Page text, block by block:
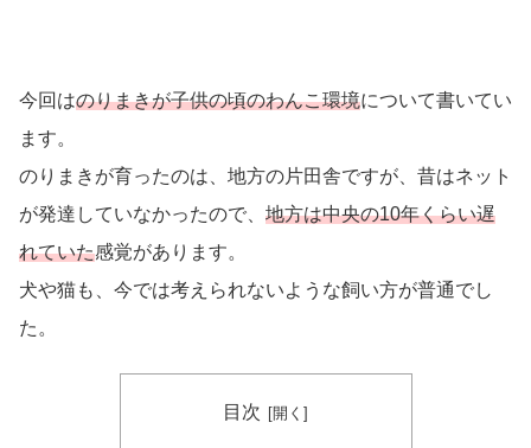
今回はのりまきが子供の頃のわんこ環境について書いてい
ます。
のりまきが育ったのは、地方の片田舎ですが、昔はネット
が発達していなかったので、 地方は中央の10年くらい遅
れていた感覚があります。
犬や猫も、今では考えられないような飼い方が普通でし
た。
目次